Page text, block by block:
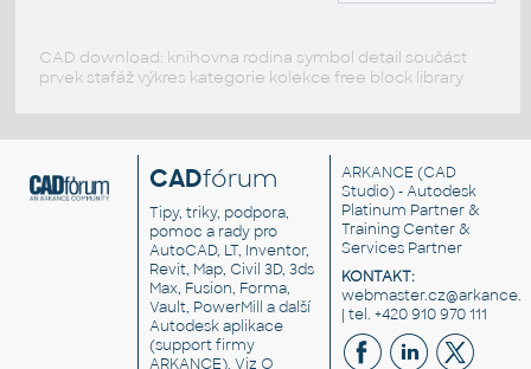
CAD download: knihovna rodina symbol detail součást
prvek stafáž výkres kategorie kolekce free block library
CADfórum
Tipy, triky, podpora,
pomoc a rady pro
AutoCAD, LT, Inventor,
Revit, Map, Civil 3D, 3ds
Max, Fusion, Forma,
Vault, PowerMill a další
Autodesk aplikace
(support firmy
ARKANCE). VizO
ARKANCE (CAD
Studio) - Autodesk
Platinum Partner &
Training Center &
Services Partner
KONTAKT:
| tel. +420 910 970 111